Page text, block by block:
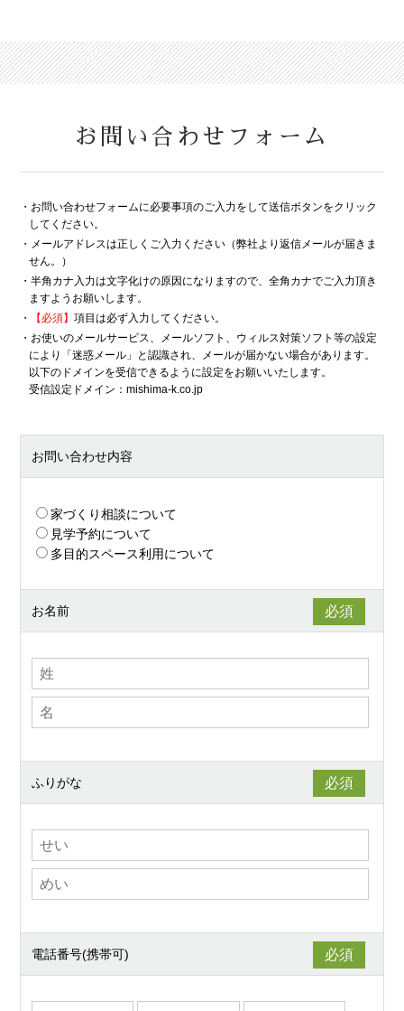
お問い合わせフォーム
・お問い合わせフォームに必要事項のご入力をして送信ボタンをクリック
してください。
・メールアドレスは正しくご入力ください（弊社より返信メールが届きま
せん。）
・半角カナ入力は文字化けの原因になりますので、全角カナでご入力頂き
ますようお願いします。
・
【必須】 項目は必ず入力してください。
・お使いのメールサービス、メールソフト、ウィルス対策ソフト等の設定
により「迷惑メール」と認識され、メールが届かない場合があります。
以下のドメインを受信できるように設定をお願いいたします。
受信設定ドメイン：mishima-k.co.jp
お問い合わせ内容
家づくり相談について
見学予約について
多目的スペース利用について
お名前
ふりがな
電話番号(携帯可)